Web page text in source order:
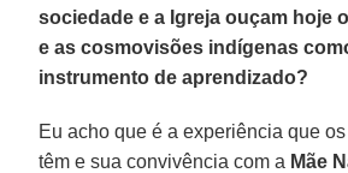
sociedade e a Igreja ouçam hoje
e as cosmovisões indígenas
instrumento de aprendizado?
Eu acho que é a experiência que
têm e sua convivência com a Mãe